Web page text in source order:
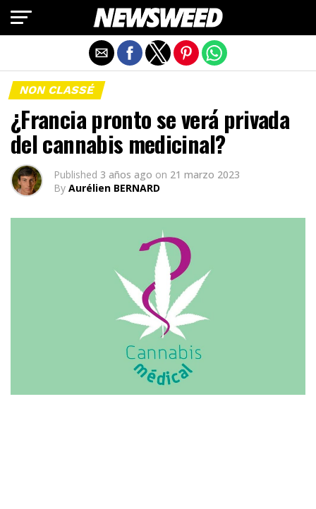
NON CLASSÉ
¿Francia pronto se verá privada
del cannabis medicinal?
Published 3 años ago on 21 marzo 2023
By Aurélien BERNARD
Salir de la versión móvil